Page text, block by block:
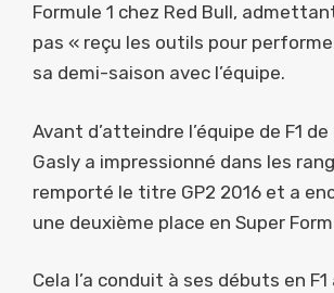
Formule 1 chez Red Bull,
pas « reçu les outils pour
sa demi-saison avec l’équipe.
Avant d’atteindre l’équipe de F1 de
Gasly a impressionné dans les
remporté le titre GP2 2016 et a
une deuxième place en Super
Cela l’a conduit à ses débuts en F1